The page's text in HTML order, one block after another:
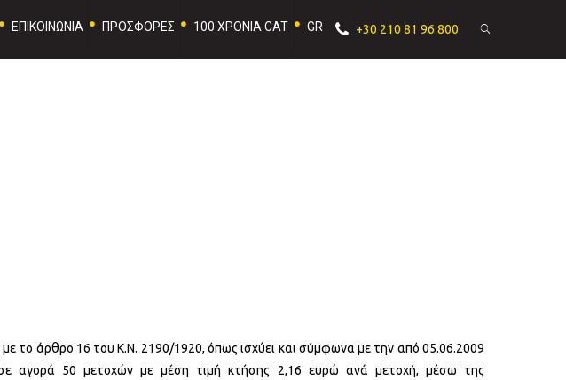
ΕΠΙΚΟΙΝΩΝΙΑ ΠΡΟΣΦΟΡΕΣ 100 ΧΡΟΝΙΑ CAT GR +30 210 81 96 800
το άρθρο 16 του Κ.Ν. 2190/1920, όπως ισχύει και σύμφωνα με την από 05.06.2009
αγορά 50 μετοχών με μέση τιμή κτήσης 2,16 ευρώ ανά μετοχή, μέσω της